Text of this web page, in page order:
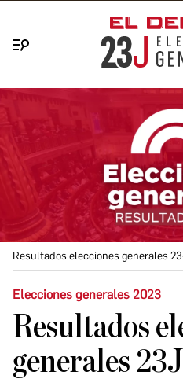
Resultados elecciones generales
Elecciones generales 2023
Resultados
generales